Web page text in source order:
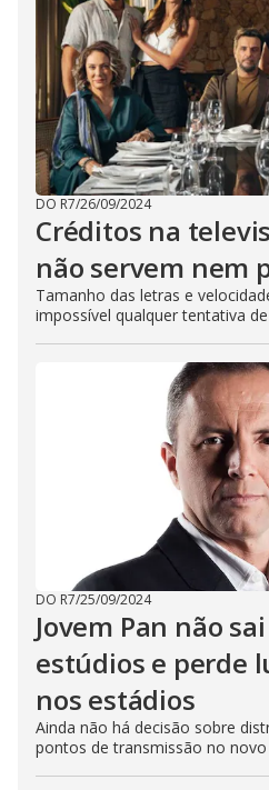
DO R7/26/09/2024
Créditos na
não servem nem
Tamanho das letras e
impossível qualquer tentativa
DO R7/25/09/2024
Jovem Pan não
estúdios e perde
nos estádios
Ainda não há decisão sobre
pontos de transmissão no novo